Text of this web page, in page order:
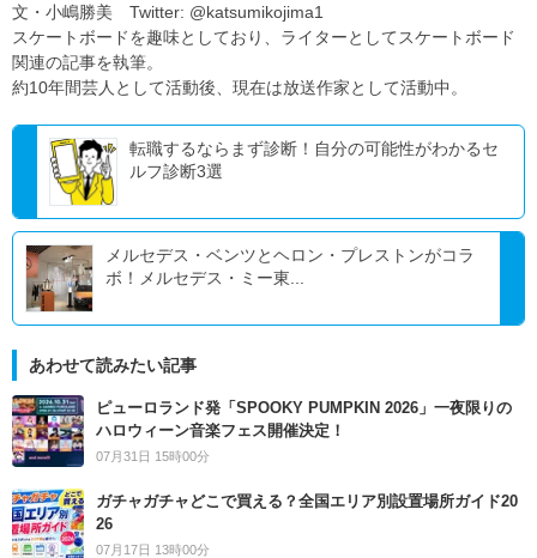
文・小嶋勝美 Twitter: @katsumikojima1
スケートボードを趣味としており、ライターとしてスケートボード
関連の記事を執筆。
約10年間芸人として活動後、現在は放送作家として活動中。
転職するならまず診断！自分の可能性がわかるセ
ルフ診断3選
メルセデス・ベンツとヘロン・プレストンがコラ
ボ！メルセデス・ミー東...
あわせて読みたい記事
ピューロランド発「SPOOKY PUMPKIN 2026」一夜限りの
ハロウィーン音楽フェス開催決定！
07月31日 15時00分
ガチャガチャどこで買える？全国エリア別設置場所ガイド20
26
07月17日 13時00分